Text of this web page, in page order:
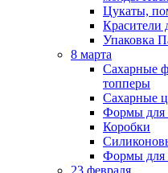
Цукаты,
Красители
Упаковка
8 марта
Сахарные
топперы
Сахарные
Формы для
Коробки
Формы для
23 февраля